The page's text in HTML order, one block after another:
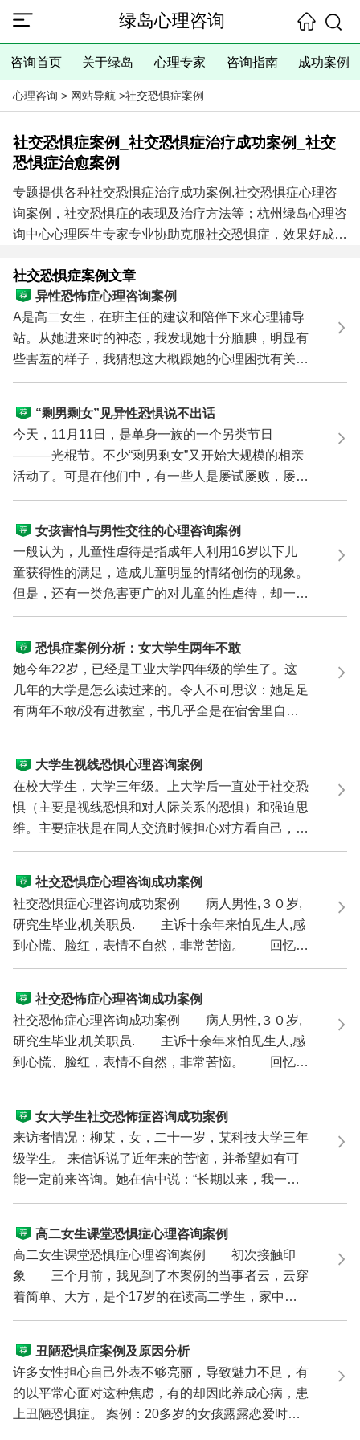
绿岛心理咨询
咨询首页 关于绿岛 心理专家 咨询指南 成功案例
心理咨询 > 网站导航 >社交恐惧症案例
社交恐惧症案例_社交恐惧症治疗成功案例_社交
恐惧症治愈案例
专题提供各种社交恐惧症治疗成功案例,社交恐惧症心理咨
询案例，社交恐惧症的表现及治疗方法等；杭州绿岛心理咨
询中心心理医生专家专业协助克服社交恐惧症，效果好成功
社交恐惧症心理医生咨询电话:
13306538268（手机微信同号）
知
社交恐惧症案例文章
异性恐怖症心理咨询案例
A是高二女生，在班主任的建议和陪伴下来心理辅导
站。从她进来时的神态，我发现她十分腼腆，明显有
些害羞的样子，我猜想这大概跟她的心理困扰有关；
从她依偎班...
“剩男剩女”见异性恐惧说不出话
今天，11月11日，是单身一族的一个另类节日
———光棍节。不少“剩男剩女”又开始大规模的相亲
活动了。可是在他们中，有一些人是屡试屡败，屡败
屡试。他们不...
女孩害怕与男性交往的心理咨询案例
一般认为，儿童性虐待是指成年人利用16岁以下儿
童获得性的满足，造成儿童明显的情绪创伤的现象。
但是，还有一类危害更广的对儿童的性虐待，却一直
被专家和公...
恐惧症案例分析：女大学生两年不敢
进教室
她今年22岁，已经是工业大学四年级的学生了。这
几年的大学是怎么读过来的。令人不可思议：她足足
有两年不敢/没有进教室，书几乎全是在宿舍里自己
读的，有时抄...
大学生视线恐惧心理咨询案例
在校大学生，大学三年级。上大学后一直处于社交恐
惧（主要是视线恐惧和对人际关系的恐惧）和强迫思
维。主要症状是在同人交流时候担心对方看自己，在
校与同寝...
社交恐惧症心理咨询成功案例
社交恐惧症心理咨询成功案例 病人男性,３０岁,
研究生毕业,机关职员. 主诉十余年来怕见生人,感
到心慌、脸红，表情不自然，非常苦恼。 回忆发
病经过如...
社交恐怖症心理咨询成功案例
社交恐怖症心理咨询成功案例 病人男性,３０岁,
研究生毕业,机关职员. 主诉十余年来怕见生人,感
到心慌、脸红，表情不自然，非常苦恼。 回忆发
病经过如...
女大学生社交恐怖症咨询成功案例
来访者情况：柳某，女，二十一岁，某科技大学三年
级学生。 来信诉说了近年来的苦恼，并希望如有可
能一定前来咨询。她在信中说：“长期以来，我一直
经受着心理...
高二女生课堂恐惧症心理咨询案例
高二女生课堂恐惧症心理咨询案例 初次接触印
象 三个月前，我见到了本案例的当事者云，云穿
着简单、大方，是个17岁的在读高二学生，家中除
她之外，还有...
丑陋恐惧症案例及原因分析
许多女性担心自己外表不够亮丽，导致魅力不足，有
的以平常心面对这种焦虑，有的却因此养成心病，患
上丑陋恐惧症。 案例：20多岁的女孩露露恋爱时，
总对自己的...